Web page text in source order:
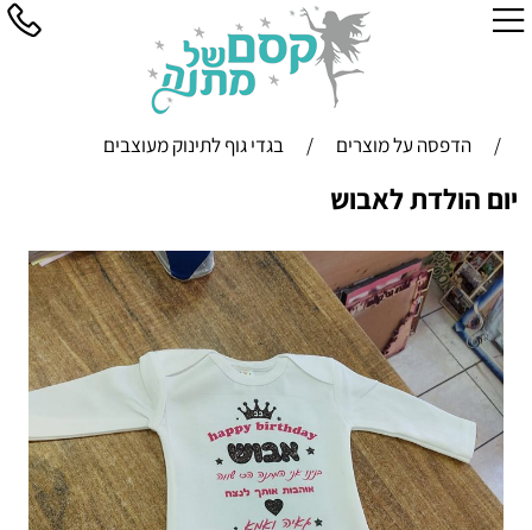
/ הדפסה על מוצרים / בגדי גוף לתינוק מעוצבים
יום הולדת לאבוש